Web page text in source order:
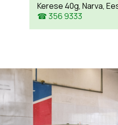
Kerese 40g, Narva,
☎ 356 9333